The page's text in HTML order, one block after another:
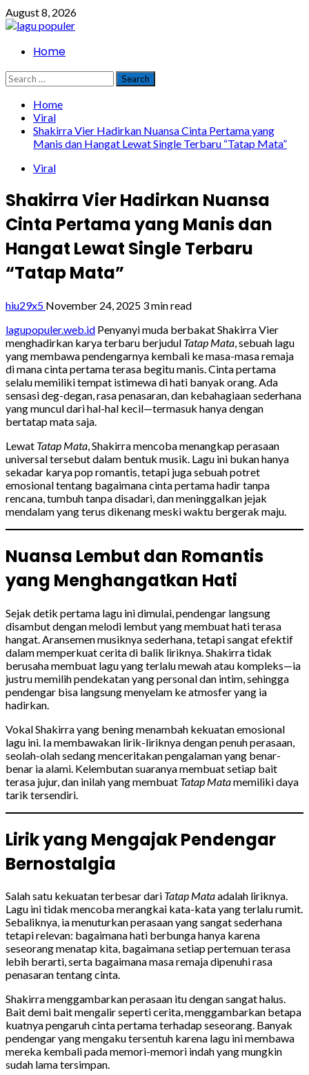
Skip
to
August 8, 2026
PrimaryHome
Search
for:
Home
Viral
Shakirra Vier Hadirkan Nuansa Cinta Pertama yang
Manis dan Hangat Lewat Single Terbaru “Tatap Mata”
Viral
Shakirra Vier Hadirkan Nuansa
Cinta Pertama yang Manis dan
Hangat Lewat Single Terbaru
“Tatap Mata”
hiu29x5 November 24, 2025 3 min read
lagupopuler.web.id Penyanyi muda berbakat Shakirra Vier
menghadirkan karya terbaru berjudul Tatap Mata, sebuah lagu
yang membawa pendengarnya kembali ke masa-masa remaja
di mana cinta pertama terasa begitu manis. Cinta pertama
selalu memiliki tempat istimewa di hati banyak orang. Ada
sensasi deg-degan, rasa penasaran, dan kebahagiaan sederhana
yang muncul dari hal-hal kecil—termasuk hanya dengan
bertatap mata saja.
Lewat Tatap Mata, Shakirra mencoba menangkap perasaan
universal tersebut dalam bentuk musik. Lagu ini bukan hanya
sekadar karya pop romantis, tetapi juga sebuah potret
emosional tentang bagaimana cinta pertama hadir tanpa
rencana, tumbuh tanpa disadari, dan meninggalkan jejak
mendalam yang terus dikenang meski waktu bergerak maju.
Nuansa Lembut dan Romantis
yang Menghangatkan Hati
Sejak detik pertama lagu ini dimulai, pendengar langsung
disambut dengan melodi lembut yang membuat hati terasa
hangat. Aransemen musiknya sederhana, tetapi sangat efektif
dalam memperkuat cerita di balik liriknya. Shakirra tidak
berusaha membuat lagu yang terlalu mewah atau kompleks—ia
justru memilih pendekatan yang personal dan intim, sehingga
pendengar bisa langsung menyelam ke atmosfer yang ia
hadirkan.
Vokal Shakirra yang bening menambah kekuatan emosional
lagu ini. Ia membawakan lirik-liriknya dengan penuh perasaan,
seolah-olah sedang menceritakan pengalaman yang benar-
benar ia alami. Kelembutan suaranya membuat setiap bait
terasa jujur, dan inilah yang membuat Tatap Matamemiliki daya
tarik tersendiri.
Lirik yang Mengajak Pendengar
Bernostalgia
Salah satu kekuatan terbesar dari Tatap Mataadalah liriknya.
Lagu ini tidak mencoba merangkai kata-kata yang terlalu rumit.
Sebaliknya, ia menuturkan perasaan yang sangat sederhana
tetapi relevan: bagaimana hati berbunga hanya karena
seseorang menatap kita, bagaimana setiap pertemuan terasa
lebih berarti, serta bagaimana masa remaja dipenuhi rasa
penasaran tentang cinta.
Shakirra menggambarkan perasaan itu dengan sangat halus.
Bait demi bait mengalir seperti cerita, menggambarkan betapa
kuatnya pengaruh cinta pertama terhadap seseorang. Banyak
pendengar yang mengaku tersentuh karena lagu ini membawa
mereka kembali pada memori-memori indah yang mungkin
sudah lama tersimpan.